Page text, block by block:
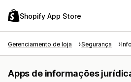
Shopify App Store
Gerenciamento de loja Segurança
Apps de informações